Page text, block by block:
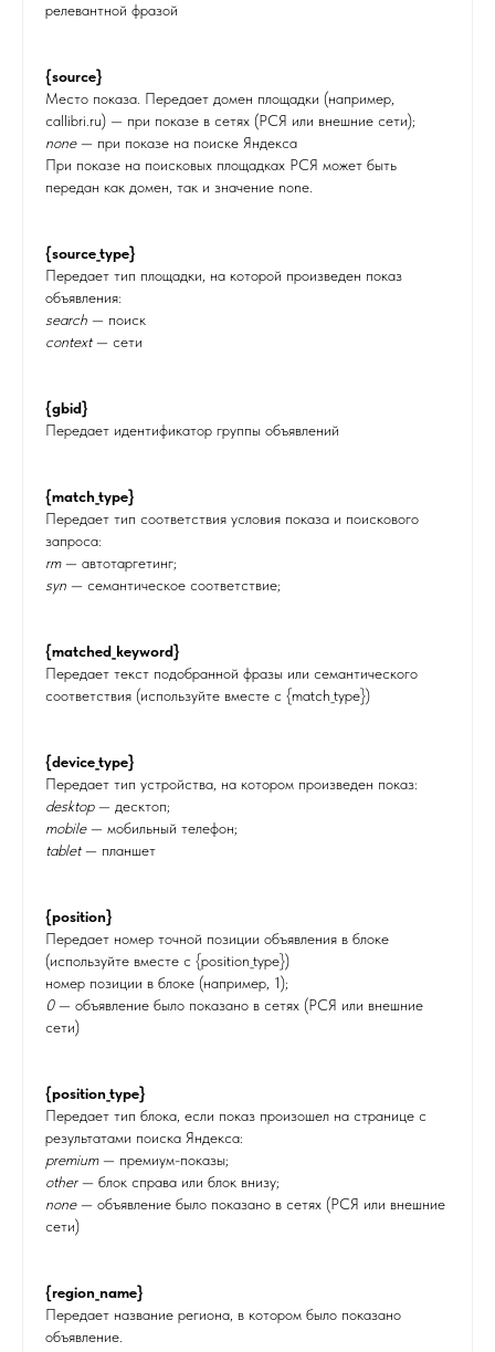
релевантной фразой
{source}
Место показа. Передает домен площадки (например,
callibri.ru) — при показе в сетях (РСЯ или внешние сети);
none— при показе на поиске Яндекса
При показе на поисковых площадках РСЯ может быть
передан как домен, так и значение none.
{source_type}
Передает тип площадки, на которой произведен показ
объявления:
search — поиск
context— сети
{gbid}
Передает идентификатор группы объявлений
{match_type}
Передает тип соответствия условия показа и поискового
запроса:
rm— автотаргетинг;
syn — семантическое соответствие;
{matched_keyword}
Передает текст подобранной фразы или семантического
соответствия (используйте вместе с {match_type})
{device_type}
Передает тип устройства, на котором произведен показ:
desktop— десктоп;
mobile— мобильный телефон;
tablet— планшет
{position}
Передает номер точной позиции объявления в блоке
(используйте вместе с {position_type})
номер позиции в блоке (например, 1);
0— объявление было показано в сетях (РСЯ или внешние
сети)
{position_type}
Передает тип блока, если показ произошел на странице с
результатами поиска Яндекса:
premium— премиум-показы;
other— блок справа или блок внизу;
none— объявление было показано в сетях (РСЯ или внешние
сети)
{region_name}
Передает название региона, в котором было показано
объявление.